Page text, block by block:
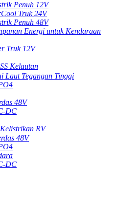
Penuh 12V
Truk 24V
Penuh 48V
Energi untuk Kendaraan
Truk 12V
Kelautan
Laut Tegangan Tinggi
48V
DC
RV
48V
DC